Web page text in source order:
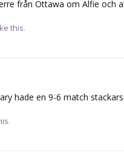
från Ottawa om Alfie och
this.
hade en 9-6 match